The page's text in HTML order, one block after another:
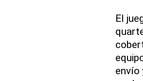
El
envío